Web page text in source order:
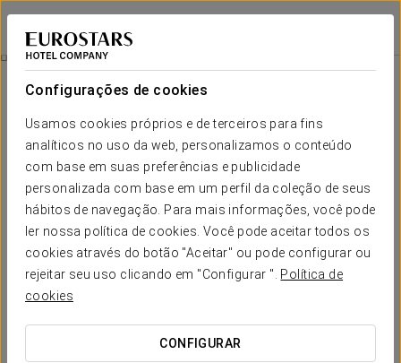
Configurações de cookies
Usamos cookies próprios e de terceiros para fins
analíticos no uso da web, personalizamos o conteúdo
com base em suas preferências e publicidade
personalizada com base em um perfil da coleção de seus
hábitos de navegação. Para mais informações, você pode
ler nossa política de cookies. Você pode aceitar todos os
cookies através do botão "Aceitar" ou pode configurar ou
rejeitar seu uso clicando em "Configurar ". Política de
cookies
CONFIGURAR
Áurea Toledo
TOLEDO
Pequeno-Almoço Saudável
35 € por pessoa
Pequeno-almoço saudável
Sabemos que um bom pequeno-almoço é essencial para